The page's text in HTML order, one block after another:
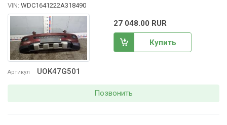
Артикул UOK47G501
VIN: WDC1641222A318490
27 048.00 RUR
Купить
Позвонить